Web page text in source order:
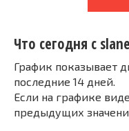
Что сегодня с
График показывает
последние 14 дней.
Если на графике
предыдущих